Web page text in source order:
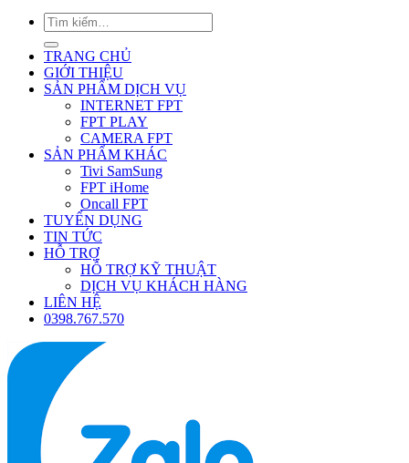
TRANG CHỦ
GIỚI THIỆU
SẢN PHẨM DỊCH VỤ
INTERNET FPT
FPT PLAY
CAMERA FPT
SẢN PHẨM KHÁC
Tivi SamSung
FPT iHome
Oncall FPT
TUYỂN DỤNG
TIN TỨC
HỖ TRỢ
HỖ TRỢ KỸ THUẬT
DỊCH VỤ KHÁCH HÀNG
LIÊN HỆ
0398.767.570